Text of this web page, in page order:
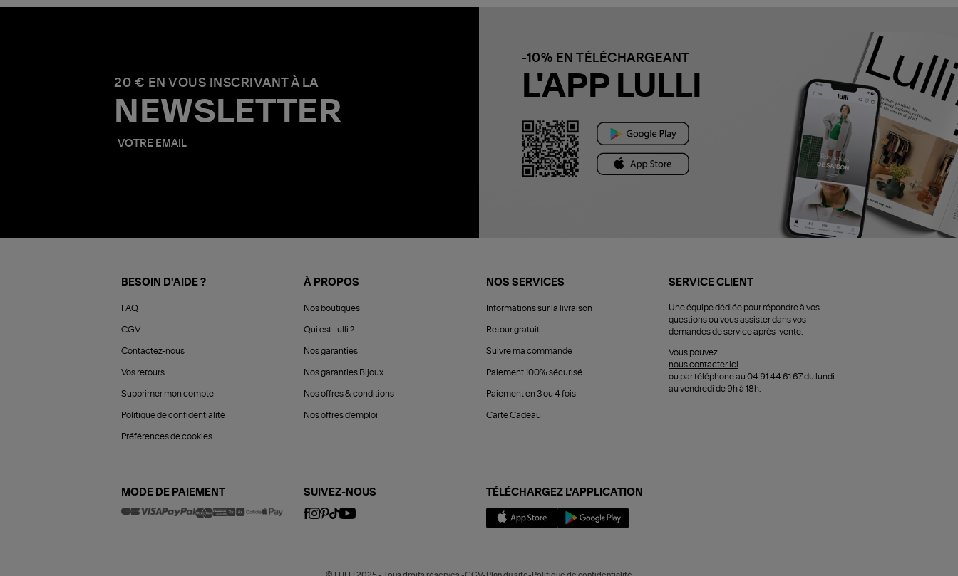
20 € EN VOUS INSCRIVANT À LA
NEWSLETTER
-10% EN TÉLÉCHARGEANT
L'APP LULLI
BESOIN D'AIDE ?
FAQ
CGV
Contactez-nous
Vos retours
Supprimer mon compte
Politique de confidentialité
Préférences de cookies
À PROPOS
Nos boutiques
Qui est Lulli ?
Nos garanties
Nos garanties Bijoux
Nos offres & conditions
Nos offres d'emploi
NOS SERVICES
Informations sur la livraison
Retour gratuit
Suivre ma commande
Paiement 100% sécurisé
Paiement en 3 ou 4 fois
Carte Cadeau
SERVICE CLIENT
Une équipe dédiée pour répondre à vos
questions ou vous assister dans vos
demandes de service après-vente.
Vous pouvez
nous contacter ici
ou par téléphone au 04 91 44 61 67 du lundi
au vendredi de 9h à 18h.
MODE DE PAIEMENT SUIVEZ-NOUS TÉLÉCHARGEZ L'APPLICATION